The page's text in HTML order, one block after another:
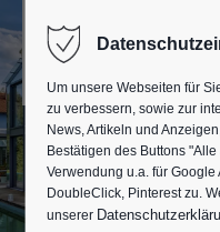
Um unsere Webseiten für
zu verbessern, sowie zur
News, Artikeln und
Bestätigen des Buttons
Verwendung u.a. für
DoubleClick, Pinterest zu.
unserer